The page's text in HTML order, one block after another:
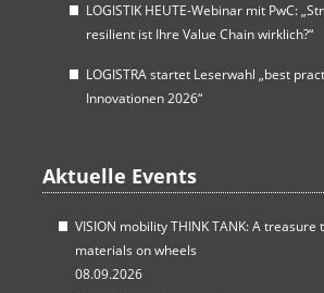
LOGISTIK HEUTE-Webinar mit PwC:
resilient ist Ihre Value Chain wirklich?“
LOGISTRA startet Leserwahl „best
Innovationen 2026“
Aktuelle Events
VISION mobility THINK TANK: A treasure
materials on wheels
08.09.2026